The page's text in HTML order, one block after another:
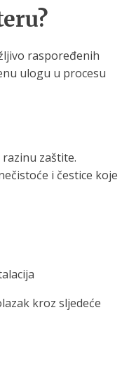
raspoređenih
ulogu u procesu
zaštite.
i čestice koje
kroz sljedeće